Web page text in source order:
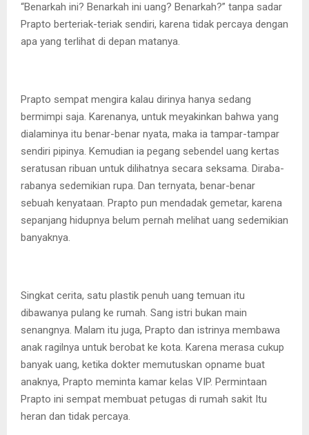
“Benarkah ini? Benarkah ini uang? Benarkah?” tanpa sadar
Prapto berteriak-teriak sendiri, karena tidak percaya dengan
apa yang terlihat di depan matanya.
Prapto sempat mengira kalau dirinya hanya sedang
bermimpi saja. Karenanya, untuk meyakinkan bahwa yang
dialaminya itu benar-benar nyata, maka ia tampar-tampar
sendiri pipinya. Kemudian ia pegang sebendel uang kertas
seratusan ribuan untuk dilihatnya secara seksama. Diraba-
rabanya sedemikian rupa. Dan ternyata, benar-benar
sebuah kenyataan. Prapto pun mendadak gemetar, karena
sepanjang hidupnya belum pernah melihat uang sedemikian
banyaknya.
Singkat cerita, satu plastik penuh uang temuan itu
dibawanya pulang ke rumah. Sang istri bukan main
senangnya. Malam itu juga, Prapto dan istrinya membawa
anak ragilnya untuk berobat ke kota. Karena merasa cukup
banyak uang, ketika dokter memutuskan opname buat
anaknya, Prapto meminta kamar kelas VIP. Permintaan
Prapto ini sempat membuat petugas di rumah sakit Itu
heran dan tidak percaya.